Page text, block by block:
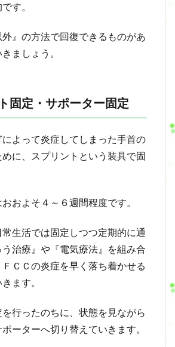
す。
外』の方法で回復できるものがあ
ましょう。
固定・サポーター固定
によって炎症してしまった手首の
に、スプリントという装具で固
およそ４～６週間程度です。
生活では固定しつつ定期的に通
治療』や『電気療法』を組み合
ＣＣの炎症を早く落ち着かせる
ます。
行ったのちに、状態を見ながら
ーターへ切り替えていきます。